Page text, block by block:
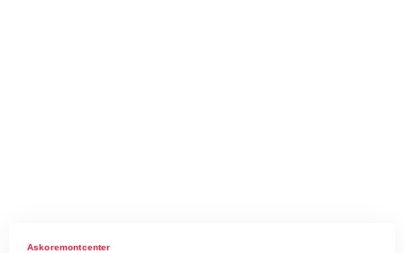
Askoremontcenter